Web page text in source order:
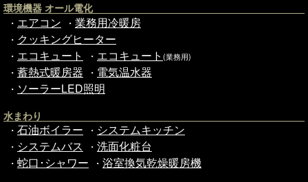
環境機器 オール電化
・ エアコン ・ 業務用冷暖房
・ クッキングヒーター
・ エコキュート ・ エコキュート (業務用)
・ 蓄熱式暖房器 ・ 電気温水器
・ ソーラーLED照明
水まわり
・ 石油ボイラー ・ システムキッチン
・ システムバス ・ 洗面化粧台
・ 蛇口･シャワー ・ 浴室換気乾燥暖房機